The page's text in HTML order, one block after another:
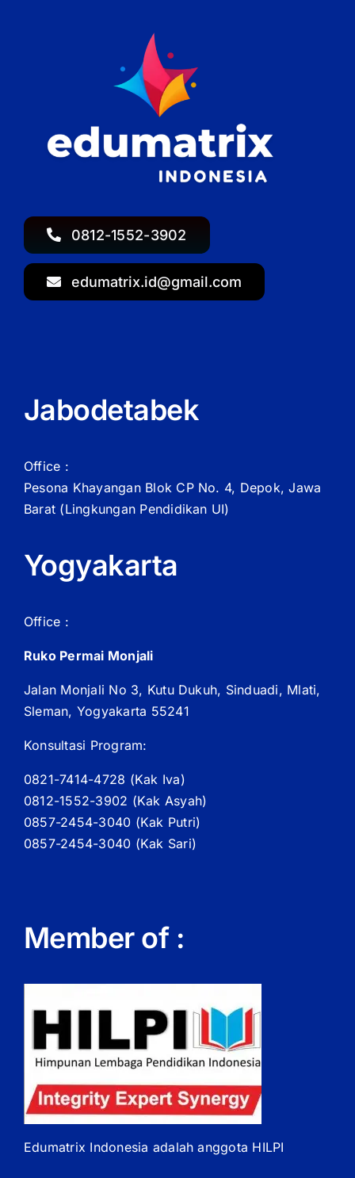
0812-1552-3902
edumatrix.id@gmail.com
Jabodetabek
Office :
Pesona Khayangan Blok CP No. 4, Depok, Jawa
Barat (Lingkungan Pendidikan UI)
Yogyakarta
Office :
Ruko Permai Monjali
Jalan Monjali No 3, Kutu Dukuh, Sinduadi, Mlati,
Sleman, Yogyakarta 55241
Konsultasi Program:
0821-7414-4728 (Kak Iva)
0812-1552-3902 (Kak Asyah)
0857-2454-3040 (Kak Putri)
0857-2454-3040 (Kak Sari)
Member of :
Edumatrix Indonesia adalah anggota HILPI